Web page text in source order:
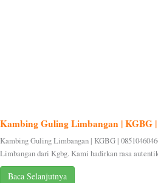
Kambing Guling Limbangan | KGBG |
Kambing Guling Limbangan | KGBG |
Limbangan dari Kgbg. Kami hadirkan rasa
Baca Selanjutnya